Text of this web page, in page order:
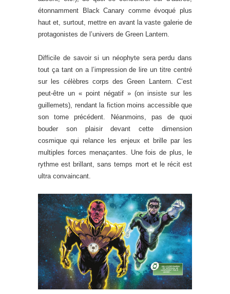
étonnamment Black Canary comme évoqué plus
haut et, surtout, mettre en avant la vaste galerie de
protagonistes de l’univers de Green Lantern.
Difficile de savoir si un néophyte sera perdu dans
tout ça tant on a l’impression de lire un titre centré
sur les célèbres corps des Green Lantern. C’est
peut-être un « point négatif » (on insiste sur les
guillemets), rendant la fiction moins accessible que
son tome précédent. Néanmoins, pas de quoi
bouder son plaisir devant cette dimension
cosmique qui relance les enjeux et brille par les
multiples forces menaçantes. Une fois de plus, le
rythme est brillant, sans temps mort et le récit est
ultra convaincant.